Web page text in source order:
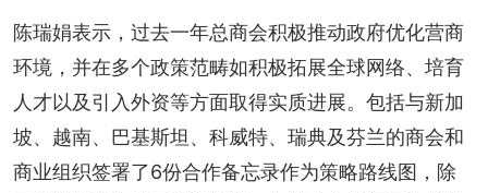
陈瑞娟表示，过去一年总商会积极推动政府优化营商
环境，并在多个政策范畴如积极拓展全球网络、培育
人才以及引入外资等方面取得实质进展。包括与新加
坡、越南、巴基斯坦、科威特、瑞典及芬兰的商会和
商业组织签署了6份合作备忘录作为策略路线图，除